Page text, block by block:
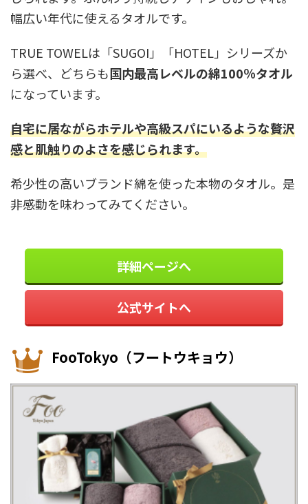
幅広い年代に使えるタオルです。
TRUE TOWELは「SUGOI」「HOTEL」シリーズか
ら選べ、どちらも国内最高レベルの綿100％タオル
になっています。
自宅に居ながらホテルや高級スパにいるような贅沢
感と肌触りのよさを感じられます。
希少性の高いブランド綿を使った本物のタオル。是
非感動を味わってみてください。
詳細ページへ
公式サイトへ
FooTokyo（フートウキョウ）